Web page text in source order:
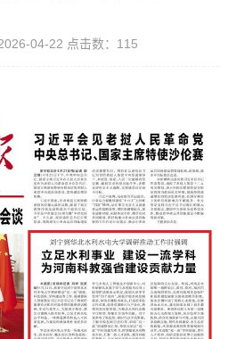
04-22 点击数： 115